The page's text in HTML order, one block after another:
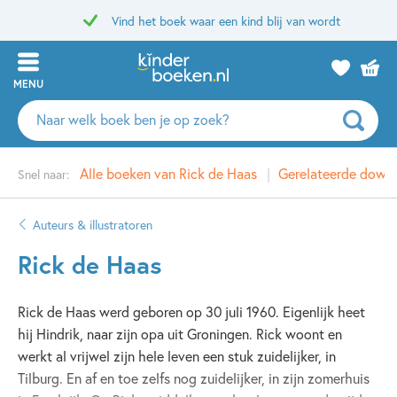
Vind het boek waar een kind blij van wordt
MENU
Zoeken
naar
auteurs
en
uitgevers
Snel naar: Alle boeken van Rick de Haas Gerelateerde
Auteurs & illustratoren
Rick de Haas
Rick de Haas werd geboren op 30 juli 1960. Eigenlijk heet
hij Hindrik, naar zijn opa uit Groningen. Rick woont en
werkt al vrijwel zijn hele leven een stuk zuidelijker, in
Tilburg. En af en toe zelfs nog zuidelijker, in zijn zomerhuis